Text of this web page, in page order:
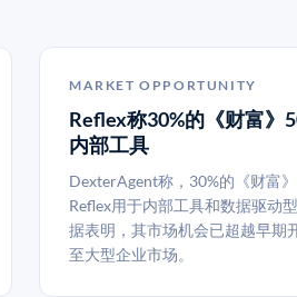
MARKET OPPORTUNITY
Reflex称30%的《财富》
内部工具
DexterAgent称，30%的《财富
Reflex用于内部工具和数据驱动
据表明，其市场机会已超越早期
至大型企业市场。